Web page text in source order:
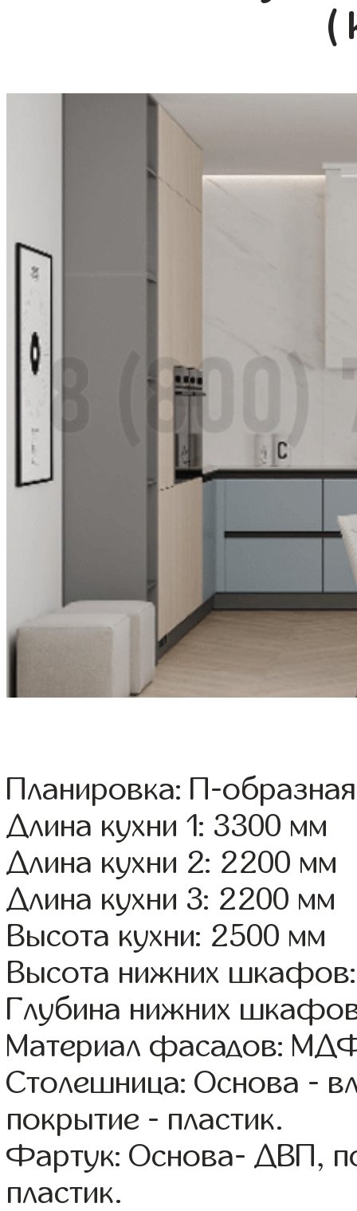
(
Планировка: П-образная
Длина кухни 1: 3300 мм
Длина кухни 2: 2200 мм
Длина кухни 3: 2200 мм
Высота кухни: 2500 мм
Высота нижних
Глубина нижних
Материал фасадов:
Столешница: Основа -
покрытие - пластик.
Фартук: Основа- ДВП,
пластик.